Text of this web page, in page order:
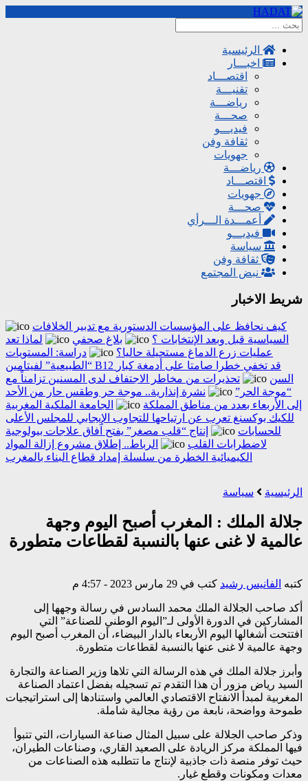
الرئيسية
اخبـــار
اقتصـــاد
تقنيـــة
رياضـــة
صحـــة
فيديـــو
ثقافة وفن
جهويات
رياضـــة
اقتصـــاد
جهويات
صحـــة
أعمـــدة الـــرأي
فيديـــو
سياسة
ثقافة وفن
نبض المجتمع
شريط الاخبار
كيف نحافظ على المؤسسات الدستورية مع تدبير الخلافات
السياسية قبل وبعد الإنتخابات ؟
بلاغ صحفي
لماذا تعد
عمليات زرع الدماغ مستحيلة حاليا؟
دراسة: المستويات
“الطبيعية” لفيتامين B12 قد تخفي خطرا صامتا على أدمغة كبار
السن
تحذيرات من مخاطر الاجتفاف لدى المسنين تزامناً مع
“موجة الحر”
نشرة إنذارية.. موجة حر وطقس حار من الأحد
إلى الأربعاء بعدد من مناطق المملكة
الجامعة الملكية المغربية
للكيك بوكسنغ تعرب عن ارتياحها للتجاوب الإيجابي للمجلس الأعلى
للحسابات
إنتاج “قلب مصغر” يفتح آفاق علاجات بيولوجية
لاضطرابات القلب
الرباط.. إطلاق مشروع إزالة المواد
الكيميائية الخطرة من سلسلة إمداد قطاع البناء بالمغرب
الرئيسية سياسة
جلالة الملك : المغرب أصبح اليوم وجهة
عالمية لا غنى عنها بالنسبة لقطاعات متطورة
كتبه الفانيس رشيد كتب في 29 مارس 2023 - 4:57 م
أكد صاحب الجلالة الملك محمد السادس في رسالة وجهها إلى
المشاركين في الدورة الأولى لـ”اليوم الوطني للصناعة” التي
افتتحت أشغالها اليوم الأربعاء بالدار البيضاء، أن المغرب أصبح اليوم
وجهة عالمية لا غنى عنها بالنسبة لقطاعات متطورة.
وأبرز جلالة الملك في هذه الرسالة التي تلاها وزير الصناعة والتجارة
السيد رياض مزور أن هذا التقدم تم تسجيله بفضل اعتماد الصناعة
المغربية لمبدأ الانفتاح الاقتصادي العالمي واستنادها إلى استراتيجيات
طموحة وواضحة، نابعة من رؤية مجالية شاملة.
وذكر صاحب الجلالة على سبيل المثال صناعة السيارات، التي تتبوأ
فيها المملكة مركز الريادة على الصعيد القاري، وصناعات الطيران،
حيث توفر منصة ذات جاذبية لإنتاج ما تتطلبه هذه الصناعات من
معدات ومكونات وقطع غيار.